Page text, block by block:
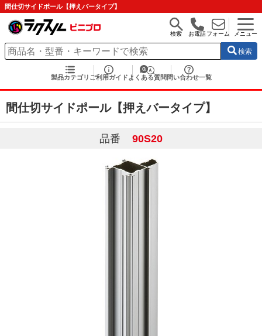
間仕切サイドポール【押えバータイプ】
検索 お電話フォーム メニュー
検索
製品カテゴリ ご利用ガイド よくある質問 問い合わせ一覧
間仕切サイドポール【押えバータイプ】
品番 90S20